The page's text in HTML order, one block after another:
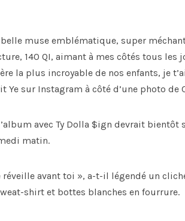
muse emblématique, super
140 QI, aimant à mes côtés tous
la plus incroyable de nos enfants, je
Ye sur Instagram à côté d’une photo de
avec Ty Dolla $ign devrait bientôt
matin.
réveille avant toi », a-t-il légendé un
shirt et bottes blanches en fourrure.